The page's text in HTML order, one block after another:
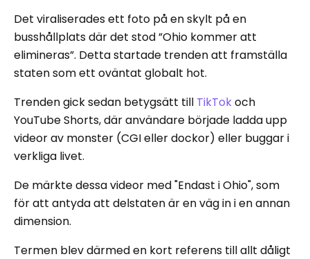
Det viraliserades ett foto på en skylt på en
busshållplats där det stod ”Ohio kommer att
elimineras”. Detta startade trenden att framställa
staten som ett oväntat globalt hot.
Trenden gick sedan betygsätt till TikTokoch
YouTube Shorts, där användare började ladda upp
videor av monster (CGI eller dockor) eller buggar i
verkliga livet.
De märkte dessa videor med "Endast i Ohio", som
för att antyda att delstaten är en väg in i en annan
dimension.
Termen blev därmed en kort referens till allt dåligt